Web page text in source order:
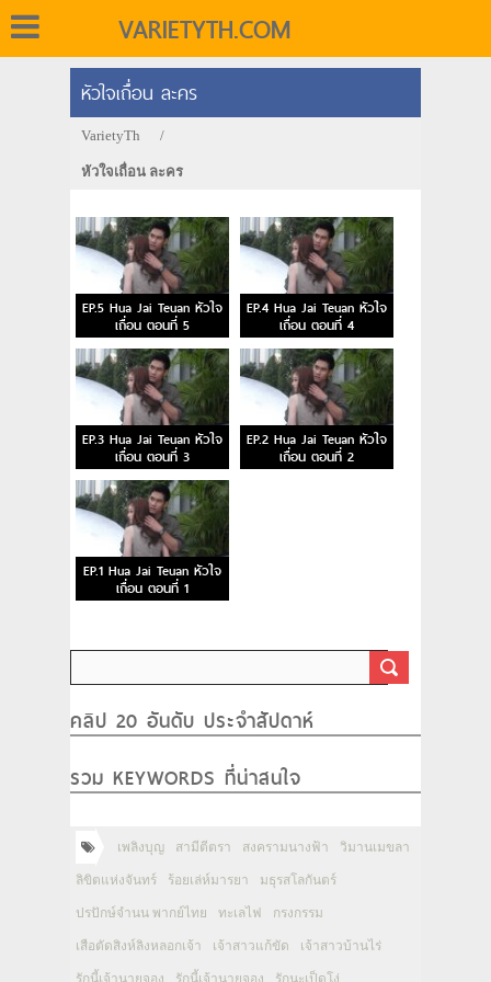
VARIETYTH.COM
หัวใจเถื่อน ละคร
VarietyTh /
หัวใจเถื่อน ละคร
EP.5 Hua Jai Teuan หัวใจ
เถื่อน ตอนที่ 5
EP.4 Hua Jai Teuan หัวใจ
เถื่อน ตอนที่ 4
EP.3 Hua Jai Teuan หัวใจ
เถื่อน ตอนที่ 3
EP.2 Hua Jai Teuan หัวใจ
เถื่อน ตอนที่ 2
EP.1 Hua Jai Teuan หัวใจ
เถื่อน ตอนที่ 1
คลิป 20 อันดับ ประจำสัปดาห์
รวม KEYWORDS ที่น่าสนใจ
เพลิงบุญ สามีตีตรา สงครามนางฟ้า วิมานเมขลา
ลิขิตแห่งจันทร์ ร้อยเล่ห์มารยา มธุรสโลกันตร์
ปรปักษ์จำนน พากย์ไทย ทะเลไฟ กรงกรรม
เสือตัดสิงห์ลิงหลอกเจ้า เจ้าสาวแก้ขัด เจ้าสาวบ้านไร่
รักนี้เจ้านายจอง รักนี้เจ้านายจอง รักนะเป็ดโง่